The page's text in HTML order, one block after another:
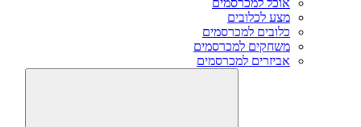
אוכל למכרסמים
מצע לכלובים
כלובים למכרסמים
משחקים למכרסמים
אביזרים למכרסמים